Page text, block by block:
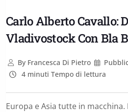
Carlo Alberto Cavallo:
Vladivostock Con Bla
ByFrancesca Di Pietro
4 minuti Tempo di lettura
Europa e Asia tutte in macchina.